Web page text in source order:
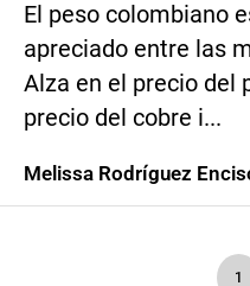
El peso colombiano
apreciado entre las
Alza en el precio del
precio del cobre i...
Melissa Rodríguez
1